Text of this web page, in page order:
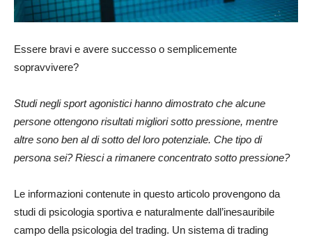
Essere bravi e avere successo o semplicemente
sopravvivere?
Studi negli sport agonistici hanno dimostrato che alcune
persone ottengono risultati migliori sotto pressione, mentre
altre sono ben al di sotto del loro potenziale. Che tipo di
persona sei? Riesci a rimanere concentrato sotto pressione?
Le informazioni contenute in questo articolo provengono da
studi di psicologia sportiva e naturalmente dall’inesauribile
campo della psicologia del trading. Un sistema di trading